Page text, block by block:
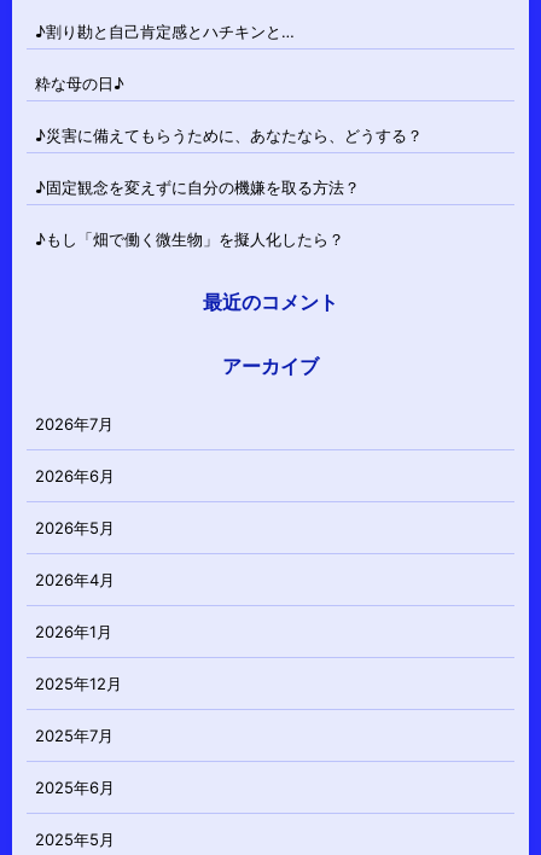
♪割り勘と自己肯定感とハチキンと…
粋な母の日♪
♪災害に備えてもらうために、あなたなら、どうする？
♪固定観念を変えずに自分の機嫌を取る方法？
♪もし「畑で働く微生物」を擬人化したら？
最近のコメント
アーカイブ
2026年7月
2026年6月
2026年5月
2026年4月
2026年1月
2025年12月
2025年7月
2025年6月
2025年5月